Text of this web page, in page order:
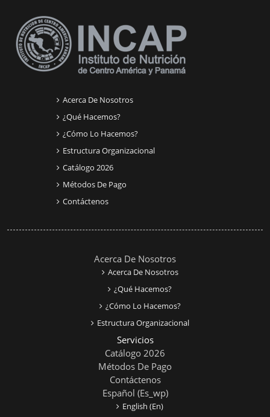
Acerca De Nosotros
¿Qué Hacemos?
¿Cómo Lo Hacemos?
Estructura Organizacional
Catálogo 2026
Métodos De Pago
Contáctenos
Acerca De Nosotros
Acerca De Nosotros
¿Qué Hacemos?
¿Cómo Lo Hacemos?
Estructura Organizacional
Servicios
Catálogo 2026
Métodos De Pago
Contáctenos
Español ‎(es_wp)‎
English ‎(en)‎